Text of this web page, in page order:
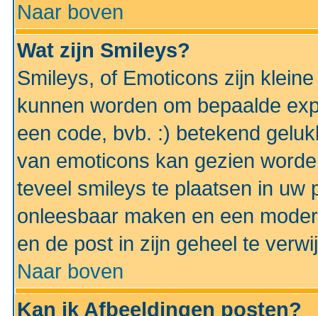
Naar boven
Wat zijn Smileys?
Smileys, of Emoticons zijn
kunnen worden om bepaalde
een code, bvb. :) betekend
van emoticons kan gezien
teveel smileys te plaatsen in uw
onleesbaar maken en een
en de post in zijn geheel te
Naar boven
Kan ik Afbeeldingen posten?